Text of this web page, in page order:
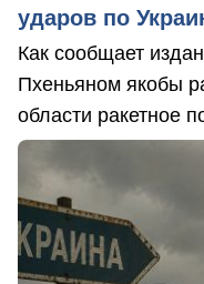
ударов по
Как сообщает
Пхеньяном якобы
области ракетное